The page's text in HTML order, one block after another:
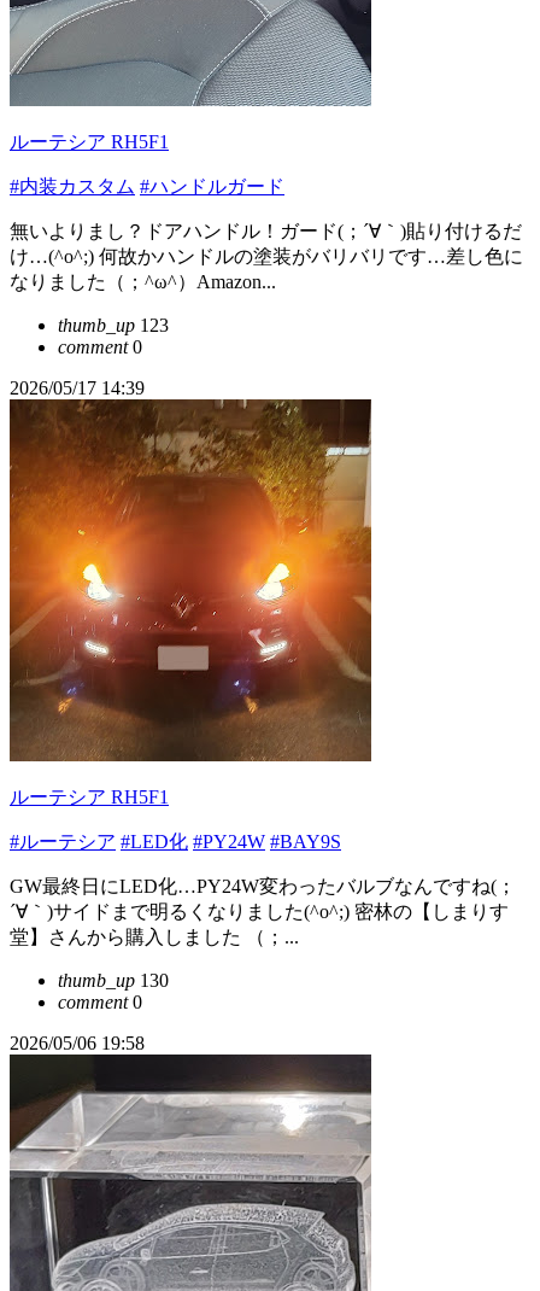
ルーテシア RH5F1
#内装カスタム #ハンドルガード
無いよりまし？ドアハンドル！ガード(；´∀｀)貼り付けるだ
け…(^o^;) 何故かハンドルの塗装がバリバリです…差し色に
なりました（；^ω^）Amazon...
thumb_up 123
comment0
2026/05/17 14:39
ルーテシア RH5F1
#ルーテシア #LED化 #PY24W #BAY9S
GW最終日にLED化…PY24W変わったバルブなんですね(；
´∀｀)サイドまで明るくなりました(^o^;) 密林の【しまりす
堂】さんから購入しました （；...
thumb_up 130
comment0
2026/05/06 19:58